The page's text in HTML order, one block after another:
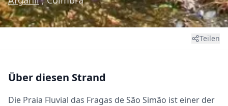
Teilen
Über diesen Strand
Die Praia Fluvial das Fragas de São Simão ist einer der